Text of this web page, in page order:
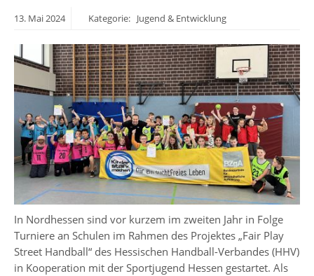
13. Mai2024 Kategorie: Jugend & Entwicklung
In Nordhessen sind vor kurzem im zweiten Jahr in Folge
Turniere an Schulen im Rahmen des Projektes „Fair Play
Street Handball“ des Hessischen Handball-Verbandes (HHV)
in Kooperation mit der Sportjugend Hessen gestartet. Als